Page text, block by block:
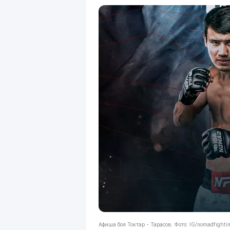
Афиша боя Токтар - Тарасов. Фото: IG/